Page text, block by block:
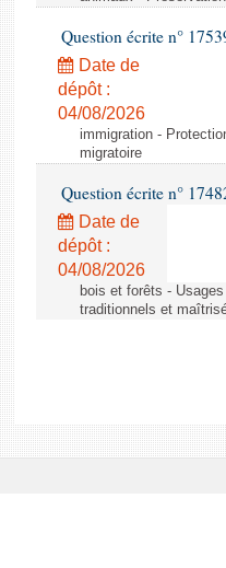
Question écrite n°
Date de
dépôt :
04/08/2026
immigration -
migratoire
Question écrite n°
Date de
dépôt :
04/08/2026
bois et forêts -
traditionnels et